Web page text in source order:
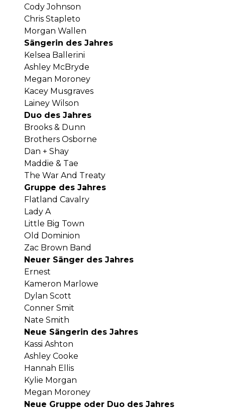
Cody Johnson
Chris Stapleto
Morgan Wallen
Sängerin des Jahres
Kelsea Ballerini
Ashley McBryde
Megan Moroney
Kacey Musgraves
Lainey Wilson
Duo des Jahres
Brooks & Dunn
Brothers Osborne
Dan + Shay
Maddie & Tae
The War And Treaty
Gruppe des Jahres
Flatland Cavalry
Lady A
Little Big Town
Old Dominion
Zac Brown Band
Neuer Sänger des Jahres
Ernest
Kameron Marlowe
Dylan Scott
Conner Smit
Nate Smith
Neue Sängerin des Jahres
Kassi Ashton
Ashley Cooke
Hannah Ellis
Kylie Morgan
Megan Moroney
Neue Gruppe oder Duo des Jahres